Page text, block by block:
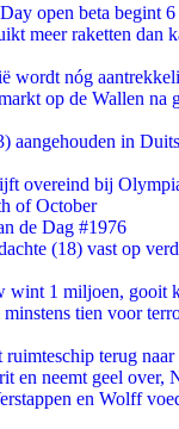
open beta begint 6
meer raketten dan
wordt nóg
op de Wallen na
aangehouden in
overeind bij
of October
de Dag #1976
(18) vast op
wint 1 miljoen, gooit
minstens tien voor
terug
en neemt geel over,
en Wolff